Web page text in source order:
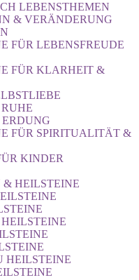
LEBENSTHEMEN
& VERÄNDERUNG
FÜR LEBENSFREUDE
FÜR KLARHEIT &
FÜR SPIRITUALITÄT &
KINDER
& HEILSTEINE
HEILSTEINE